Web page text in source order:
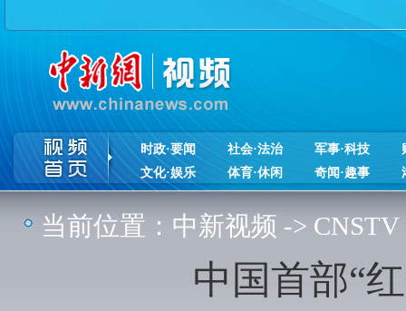
时政·要闻 社会·法治 军事·科技
文化·娱乐
体育·休闲 奇闻·趣事
当前位置： 中新视频 -> CNSTV
中国首部“